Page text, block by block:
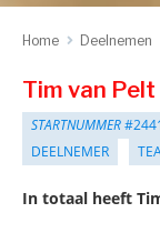
Home Deelnemen
Tim van Pelt
STARTNUMMER
DEELNEMER
In totaal heeft